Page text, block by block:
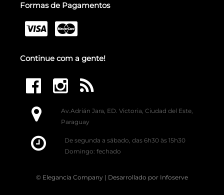
Formas de Pagamentos
Continue com a gente!
Av.Adrián Jara, ED. Victoria, Ciudad del Este,
Paraguay
De segunda a sábado, das 6h30 às 15h30
Domingo: fechado
© Elegancia Company | Desarrollado por Infoserve